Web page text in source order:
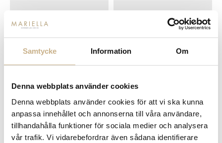
Samtycke Information Om
Denna webbplats använder cookies
Denna webbplats använder cookies för att vi ska kunna
anpassa innehållet och annonserna till våra användare,
tillhandahålla funktioner för sociala medier och analysera
vår trafik. Vi vidarebefordrar även sådana identifierare
SANDER TABLE - SIDOBORD
17.650 kr
DRAFT SIDE TABLE
8.750 kr